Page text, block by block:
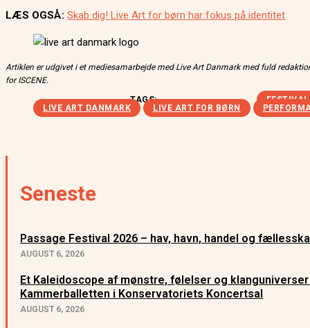
LÆS OGSÅ: Skab dig! Live Art for børn har fokus på identitet
Artiklen er udgivet i et mediesamarbejde med Live Art Danmark med fuld
for ISCENE.
TAGS:
FESTIVAL
LIVE ART DANMARK
LIVE ART FOR BØRN
Seneste
Passage Festival 2026 – hav, havn, handel og
AUGUST 6, 2026
Et Kaleidoscope af mønstre, følelser og
Kammerballetten i Konservatoriets Koncertsal
AUGUST 6, 2026